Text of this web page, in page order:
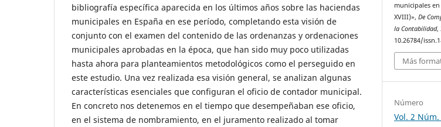
bibliografía específica aparecida en los últimos años sobre las haciendas
municipales en España en ese período, completando esta visión de
conjunto con el examen del contenido de las ordenanzas y ordenaciones
municipales aprobadas en la época, que han sido muy poco utilizadas
hasta ahora para planteamientos metodológicos como el perseguido en
este estudio. Una vez realizada esa visión general, se analizan algunas
características esenciales que configuran el oficio de contador municipal.
En concreto nos detenemos en el tiempo que desempeñaban ese oficio,
en el sistema de nombramiento, en el juramento realizado al tomar
municipales
XVIII)»,De
la Contabilidad,
10.26784/
Más
Número
Vol. 2